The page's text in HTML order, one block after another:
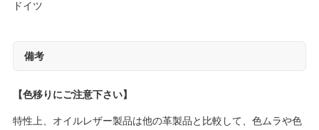
ドイツ
備考
【色移りにご注意下さい】
特性上、オイルレザー製品は他の革製品と比較して、色ムラや色